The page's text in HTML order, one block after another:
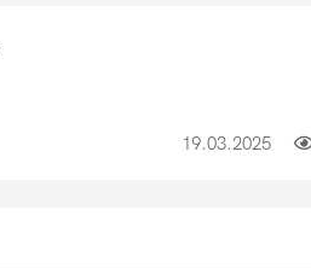
19.03.2025